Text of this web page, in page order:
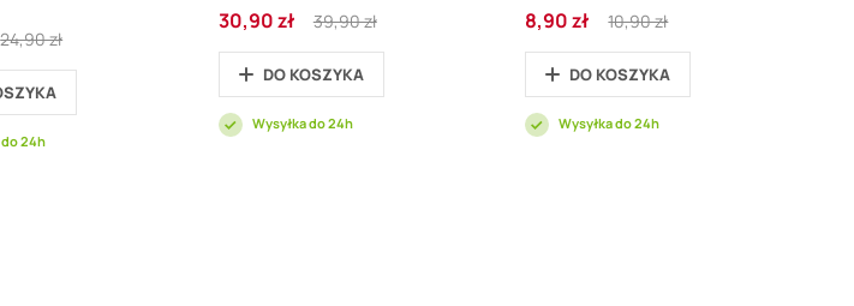
Regular
Price
24,90 zł
do 24h
Cena
promocyjna
30,90 zł
Regular
Price
39,90 zł
DO KOSZYKA
Wysyłka do 24h
Cena
promocyjna
8,90 zł
Regular
Price
10,90 zł
DO KOSZYKA
Wysyłka do 24h